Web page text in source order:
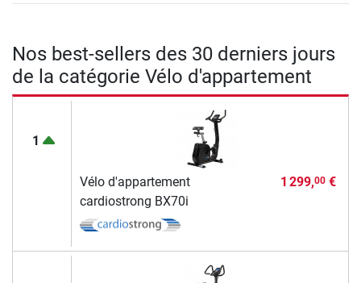
Nos best-sellers des 30 derniers jours
de la catégorie Vélo d'appartement
1
Vélo d'appartement
cardiostrong BX70i
1 299,00€